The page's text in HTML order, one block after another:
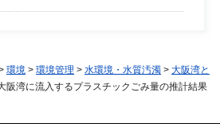
環境 > 環境管理 > 水環境・水質汚濁 > 大阪湾と
阪湾に流入するプラスチックごみ量の推計結果